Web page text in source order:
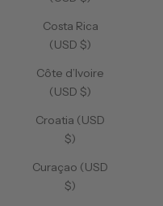
Costa Rica
(USD $)
Côte d’Ivoire
(USD $)
Croatia (USD
$)
Curaçao (USD
$)